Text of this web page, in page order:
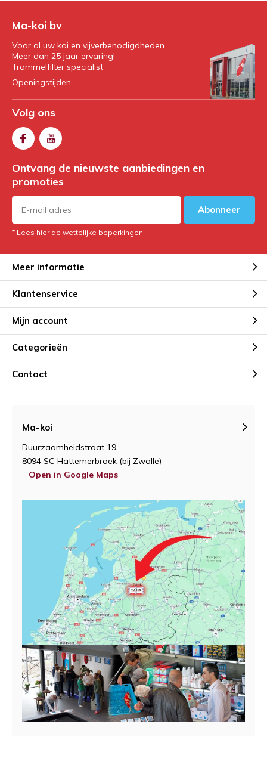
Ma-koi bv
Voor al uw koi en vijverbenodigdheden
Meer dan 25 jaar ervaring!
Trommelfilter specialist
Openingstijden
Volg ons
Ontvang de nieuwste aanbiedingen en
promoties
Abonneer
* Lees hier de wettelijke beperkingen
Meer informatie
Klantenservice
Mijn account
Categorieën
Contact
Ma-koi
Duurzaamheidstraat 19
8094 SC Hattemerbroek (bij Zwolle)
Open in Google Maps